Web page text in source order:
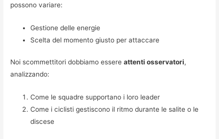
possono variare:
Gestione delle energie
Scelta del momento giusto per attaccare
Noi scommettitori dobbiamo essereattenti osservatori,
analizzando:
Come le squadre supportano i loro leader
Come i ciclisti gestiscono il ritmo durante le salite o le
discese